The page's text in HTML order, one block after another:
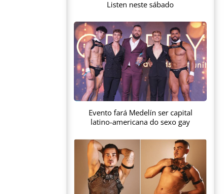
Listen neste sábado
Evento fará Medelín ser capital
latino-americana do sexo gay